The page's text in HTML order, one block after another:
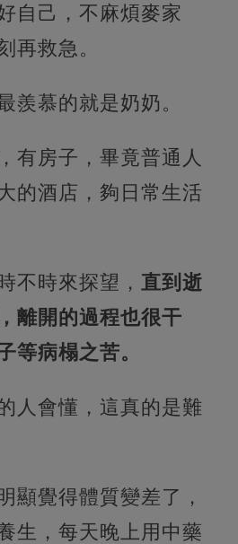
自己，不麻煩麥家
再救急。
羨慕的就是奶奶。
有房子，畢竟普通人
的酒店，夠日常生活
不時來探望， 直到逝
離開的過程也很干
等病榻之苦。
人會懂，這真的是難
顯覺得體質變差了，
生，每天晚上用中藥